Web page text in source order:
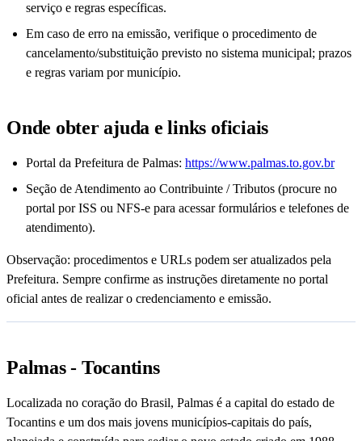
serviço e regras específicas.
Em caso de erro na emissão, verifique o procedimento de
cancelamento/substituição previsto no sistema municipal; prazos
e regras variam por município.
Onde obter ajuda e links oficiais
Portal da Prefeitura de Palmas: https://www.palmas.to.gov.br
Seção de Atendimento ao Contribuinte / Tributos (procure no
portal por ISS ou NFS-e para acessar formulários e telefones de
atendimento).
Observação: procedimentos e URLs podem ser atualizados pela
Prefeitura. Sempre confirme as instruções diretamente no portal
oficial antes de realizar o credenciamento e emissão.
Palmas - Tocantins
Localizada no coração do Brasil, Palmas é a capital do estado de
Tocantins e um dos mais jovens municípios‑capitais do país,